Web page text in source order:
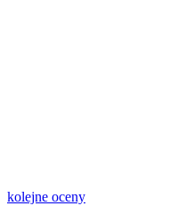
kolejne oceny